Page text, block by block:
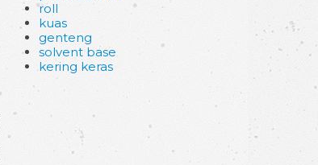
roll
kuas
genteng
solvent base
kering keras